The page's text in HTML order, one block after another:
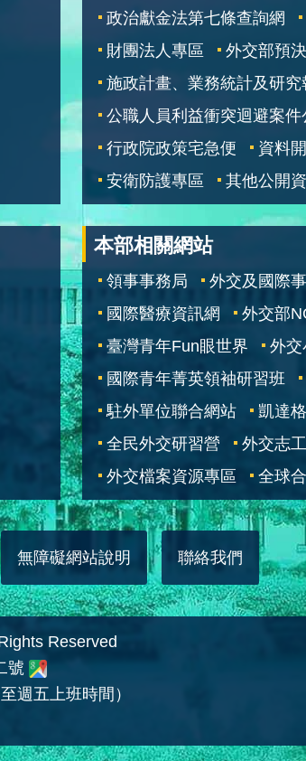
政治獻金法第七條查詢網
財團法人專區
外交部預
施政計畫、業務統計及研究
公職人員利益衝突迴避案件
行政院政策宅急便
資料
安衛防護專區
其他公開
本部相關網站
領事事務局 外交及國際
國際醫療資訊網
外交部
臺灣青年Fun眼世界
外交
國際青年菁英領袖研習班
駐外單位聯合網站
凱達
全民外交研習營
外交志工
外交檔案資源專區
全球
無障礙網站說明 聯絡我們
Reserved
號
週五上班時間）